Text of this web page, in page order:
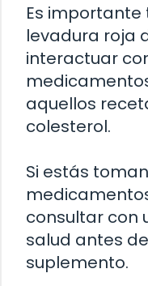
Es
levadura roja
interactuar
aquellos
colesterol.
Si estás
consultar con
salud antes
suplemento.